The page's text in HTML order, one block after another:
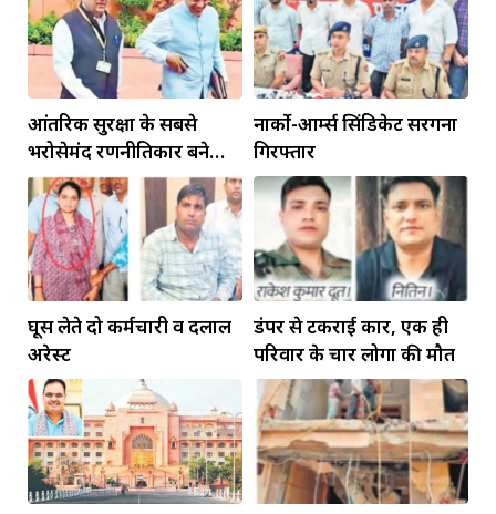
आंतरिक सुरक्षा के सबसे
भरोसेमंद रणनीतिकार बने
रहेंगे गोविंद मोहन
नार्को-आर्म्स सिंडिकेट सरगना
गिरफ्तार
घूस लेते दो कर्मचारी व दलाल
अरेस्ट
डंपर से टकराई कार, एक ही
परिवार के चार लोगों की मौत